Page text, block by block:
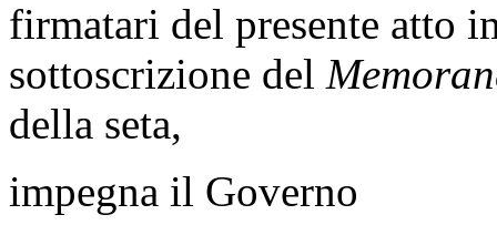
firmatari del presente atto
sottoscrizione del
della seta,
impegna il Governo